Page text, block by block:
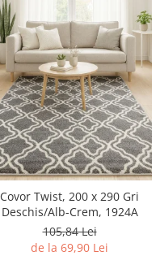
Covor Twist, 200 x 290 Gri
Deschis/Alb-Crem, 1924A
105,84 Lei
de la 69,90 Lei